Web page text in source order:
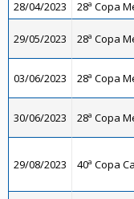
28/04/2023 28ª Copa
29/05/2023 28ª Copa
03/06/2023 28ª Copa
30/06/2023 28ª Copa
29/08/2023 40ª Copa